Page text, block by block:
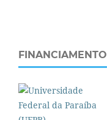
FINANCIAMENTO